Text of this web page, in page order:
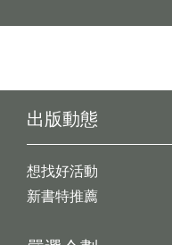
出版動態
想找好活動
新書特推薦